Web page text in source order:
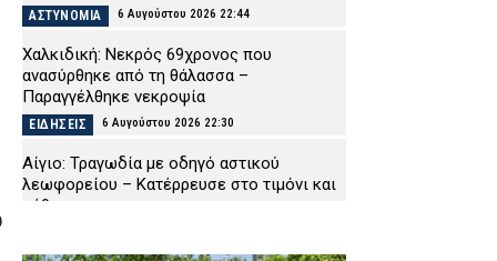
ΑΣΤΥΝΟΜΙΑ 6 Αυγούστου 2026 22:44
Χαλκιδική: Νεκρός 69χρονος που
ανασύρθηκε από τη θάλασσα –
Παραγγέλθηκε νεκροψία
ΕΙΔΗΣΕΙΣ 6 Αυγούστου 2026 22:30
Αίγιο: Τραγωδία με οδηγό αστικού
λεωφορείου – Κατέρρευσε στο τιμόνι και
πέθανε